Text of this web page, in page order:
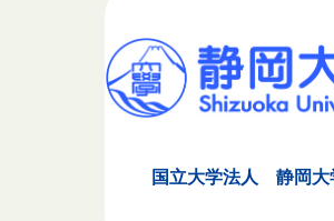
国立大学法人 静岡大